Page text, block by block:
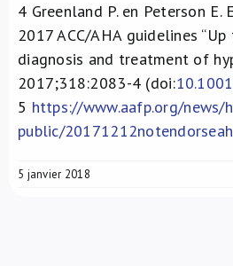
4 Greenland P. en Peterson
2017 ACC/AHA guidelines “Up
diagnosis and treatment of
2017;318:2083-4 (doi:
5 https://www.aafp.org/news/
public/
5 janvier 2018